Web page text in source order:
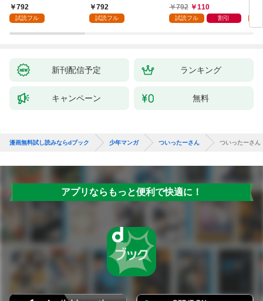
792
試読フル
かけたがギフト『無限
ガチャ』でレベル９９
（１）
792
試読フル
792
110
試読フル 割引
強
～
新刊配信予定 ランキング
キャンペーン 無料
漫画無料試し読みならdブック 少年マンガ ついったーさん ついったーさ
アプリならもっと便利で快適に！